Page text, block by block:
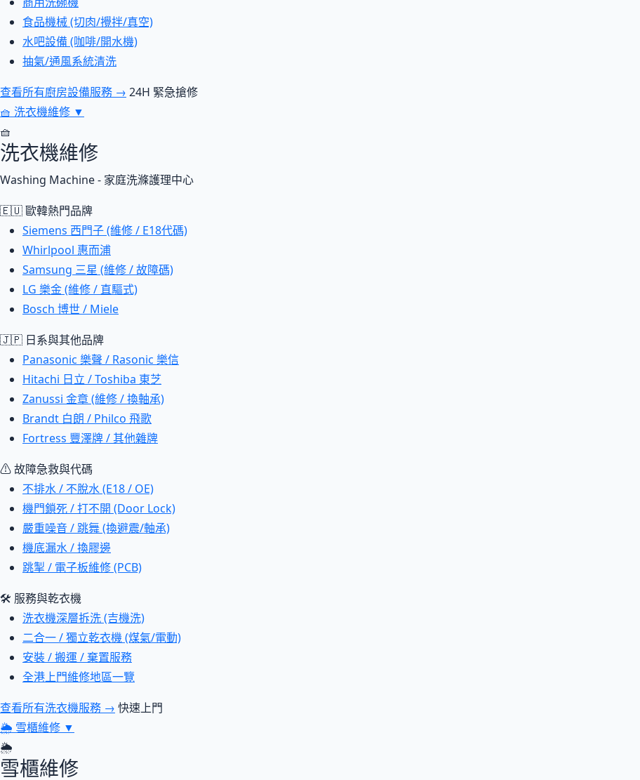
食品機械 (切肉/攪拌/真空)
水吧設備 (咖啡/開水機)
抽氣/通風系統清洗
查看所有廚房設備服務 → 24H 緊急搶修
🧺 洗衣機維修 ▼
🧺
洗衣機維修
Washing Machine - 家庭洗滌護理中心
🇪🇺 歐韓熱門品牌
Siemens 西門子 (維修 / E18代碼)
Whirlpool 惠而浦
Samsung 三星 (維修 / 故障碼)
LG 樂金 (維修 / 直驅式)
Bosch 博世 / Miele
🇯🇵 日系與其他品牌
Panasonic 樂聲 / Rasonic 樂信
Hitachi 日立 / Toshiba 東芝
Zanussi 金章 (維修 / 換軸承)
Brandt 白朗 / Philco 飛歌
Fortress 豐澤牌 / 其他雜牌
⚠ 故障急救與代碼
不排水 / 不脫水 (E18 / OE)
機門鎖死 / 打不開 (Door Lock)
嚴重噪音 / 跳舞 (換避震/軸承)
機底漏水 / 換膠邊
跳掣 / 電子板維修 (PCB)
🛠 服務與乾衣機
洗衣機深層拆洗 (吉機洗)
二合一 / 獨立乾衣機 (煤氣/電動)
安裝 / 搬運 / 棄置服務
全港上門維修地區一覽
查看所有洗衣機服務 → 快速上門
🌦 雪櫃維修 ▼
🌦
雪櫃維修